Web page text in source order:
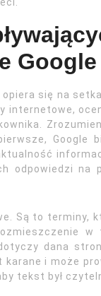
Google
się na
internetowe,
Google
odpowiedzi na
Są to terminy,
w
dana
i może
tekst był